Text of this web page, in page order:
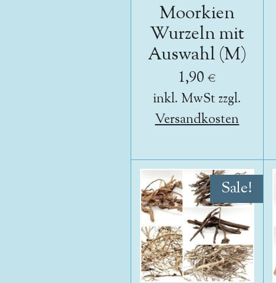
Moorkien
Wurzeln mit
Auswahl (M)
1,90 €
inkl. MwSt zzgl.
Versandkosten
Sale!